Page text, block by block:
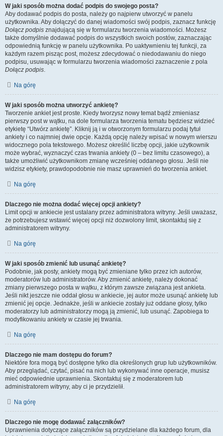
W jaki sposób można dodać podpis do swojego posta?
Aby dodawać podpis do posta, należy go najpierw utworzyć w panelu
użytkownika. Aby dołączyć do danej wiadomości swój podpis, zaznacz funkcję
Dołącz podpis znajdującą się w formularzu tworzenia wiadomości. Możesz
także domyślnie dodawać podpis do wszystkich swoich postów, zaznaczając
odpowiednią funkcję w panelu użytkownika. Po uaktywnieniu tej funkcji, za
każdym razem pisząc post, możesz zdecydować o niedodawaniu do niego
podpisu, usuwając w formularzu tworzenia wiadomości zaznaczenie z pola
Dołącz podpis.
Na górę
W jaki sposób można utworzyć ankietę?
Tworzenie ankiet jest proste. Kiedy tworzysz nowy temat bądź zmieniasz
pierwszy post w wątku, na dole formularza tworzenia tematu będziesz widzieć
etykietę “Utwórz ankietę”. Kliknij ją i w otworzonym formularzu podaj tytuł
ankiety i co najmniej dwie opcje. Każdą opcję należy wpisać w nowym wierszu
widocznego pola tekstowego. Możesz określić liczbę opcji, jakie użytkownik
może wybrać, wyznaczyć czas trwania ankiety (0 – bez limitu czasowego), a
także umożliwić użytkownikom zmianę wcześniej oddanego głosu. Jeśli nie
widzisz etykiety, prawdopodobnie nie masz uprawnień do tworzenia ankiet.
Na górę
Dlaczego nie można dodać więcej opcji ankiety?
Limit opcji w ankiecie jest ustalany przez administratora witryny. Jeśli uważasz,
że potrzebujesz wstawić więcej opcji niż dozwolony limit, skontaktuj się z
administratorem witryny.
Na górę
W jaki sposób zmienić lub usunąć ankietę?
Podobnie, jak posty, ankiety mogą być zmieniane tylko przez ich autorów,
moderatorów lub administratorów. Aby zmienić ankietę, należy dokonać
zmiany pierwszego posta w wątku, z którym zawsze związana jest ankieta.
Jeśli nikt jeszcze nie oddał głosu w ankiecie, jej autor może usunąć ankietę lub
zmienić jej opcje. Jednakże, jeśli w ankiecie zostały już oddane głosy, tylko
moderatorzy lub administratorzy mogą ją zmienić, lub usunąć. Zapobiega to
modyfikowaniu ankiety w czasie jej trwania.
Na górę
Dlaczego nie mam dostępu do forum?
Niektóre fora mogą być dostępne tylko dla określonych grup lub użytkowników.
Aby przeglądać, czytać, pisać na nich lub wykonywać inne operacje, musisz
mieć odpowiednie uprawnienia. Skontaktuj się z moderatorem lub
administratorem witryny, aby ci je przydzielił.
Na górę
Dlaczego nie mogę dodawać załączników?
Uprawnienia dotyczące załączników są przydzielane dla każdego forum, dla